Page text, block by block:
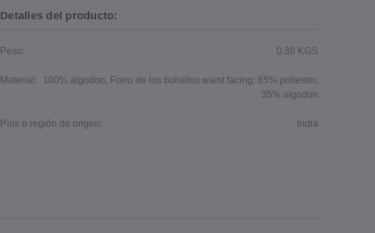
Detalles del producto:
Peso: 0.38 KGS
Material:
100% algodon, Forro de los bolsillos waist facing: 65% poliester,
35% algodon
País o región de origen: India